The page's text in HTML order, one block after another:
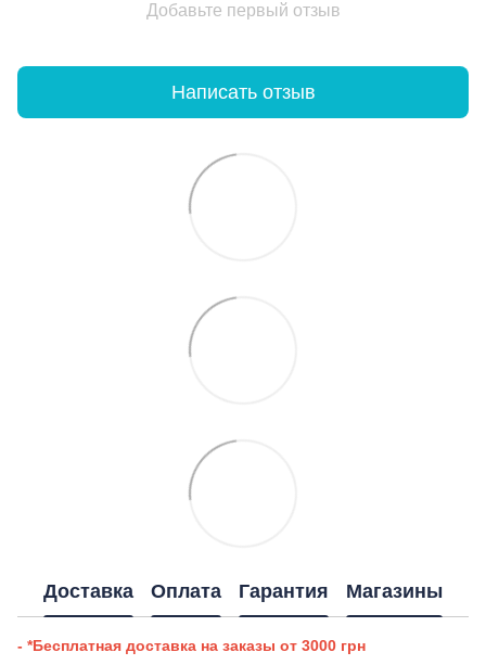
Добавьте первый отзыв
Написать отзыв
Доставка Оплата Гарантия Магазины
- *Бесплатная доставка на заказы от 3000 грн